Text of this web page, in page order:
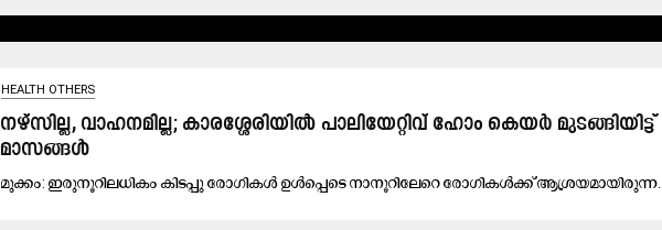
HEALTH OTHERS
നഴ്സില്ല, വാഹനമില്ല; കാരശ്ശേരിയിൽ പാലിയേറ്റിവ് ഹോം കെയർ മുടങ്ങിയിട്ട്
മാസങ്ങൾ
മു​ക്കം: ഇ​രു​നൂ​റി​ല​ധി​കം കി​ട​പ്പു രോ​ഗി​ക​ൾ ഉ​ൾ​പ്പെ​ടെ നാ​നൂ​റി​ലേ​റെ രോ​ഗി​ക​ൾ​ക്ക്